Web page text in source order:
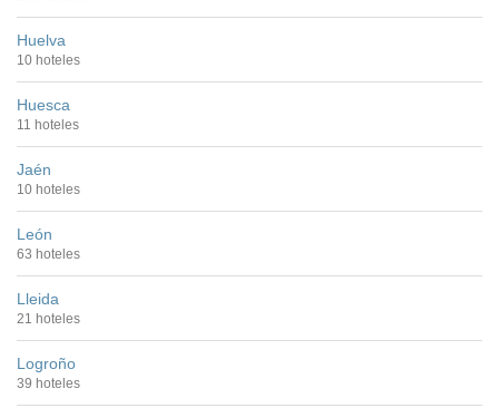
Huelva
10 hoteles
Huesca
11 hoteles
Jaén
10 hoteles
León
63 hoteles
Lleida
21 hoteles
Logroño
39 hoteles